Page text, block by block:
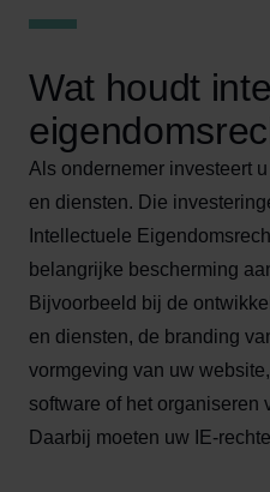
Wat houdt
Als ondernemer investeert
en diensten. Die
Intellectuele
belangrijke bescherming
Bijvoorbeeld bij de
en diensten, de branding
vormgeving van uw
software of het organiseren
Daarbij moeten uw IE-